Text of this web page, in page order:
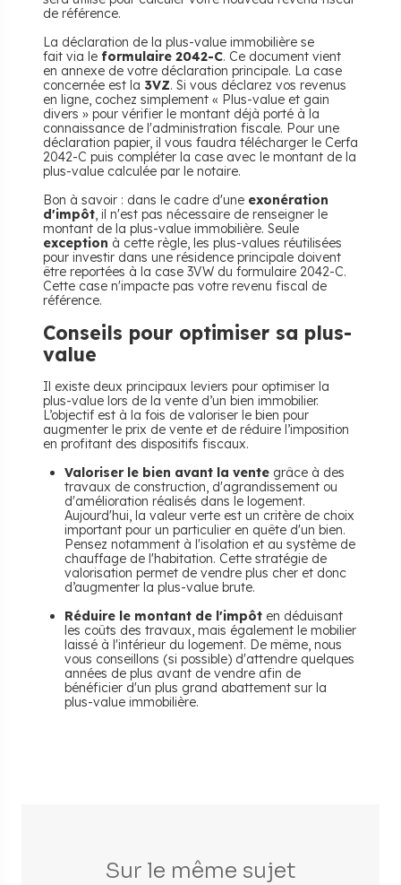
de référence.
La déclaration de la plus-value immobilière se
fait via le formulaire 2042-C. Ce document vient
en annexe de votre déclaration principale. La case
concernée est la 3VZ. Si vous déclarez vos revenus
en ligne, cochez simplement « Plus-value et gain
divers » pour vérifier le montant déjà porté à la
connaissance de l'administration fiscale. Pour une
déclaration papier, il vous faudra télécharger le Cerfa
2042-C puis compléter la case avec le montant de la
plus-value calculée par le notaire.
Bon à savoir : dans le cadre d'une exonération
d'impôt, il n'est pas nécessaire de renseigner le
montant de la plus-value immobilière. Seule
exception à cette règle, les plus-values réutilisées
pour investir dans une résidence principale doivent
être reportées à la case 3VW du formulaire 2042-C.
Cette case n'impacte pas votre revenu fiscal de
référence.
​Conseils pour optimiser sa plus-
value
Il existe deux principaux leviers pour optimiser la
plus-value lors de la vente d’un bien immobilier.
L’objectif est à la fois de valoriser le bien pour
augmenter le prix de vente et de réduire l’imposition
en profitant des dispositifs fiscaux.
Valoriser le bien avant la vente grâce à des
travaux de construction, d'agrandissement ou
d'amélioration réalisés dans le logement.
Aujourd'hui, la valeur verte est un critère de choix
important pour un particulier en quête d'un bien.
Pensez notamment à l'isolation et au système de
chauffage de l'habitation. Cette stratégie de
valorisation permet de vendre plus cher et donc
d’augmenter la plus-value brute.
Réduire le montant de l'impôt en déduisant
les coûts des travaux, mais également le mobilier
laissé à l'intérieur du logement. De même, nous
vous conseillons (si possible) d'attendre quelques
années de plus avant de vendre afin de
bénéficier d'un plus grand abattement sur la
plus-value immobilière.
Sur le même sujet